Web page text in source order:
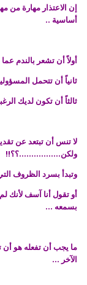
إن الاعتذار مهارة من
أساسية ..
أولاً أن تشعر بالندم
ثانياً أن تتحمل
ثالثاً أن تكون لديك
لا تنس أن تبتعد عن
ولكن.................؟؟!!
وتبدأ بسرد الظروف
أو تقول أنا آسف لأنك
بسمعه ...
ما يجب أن تفعله هو أن
الآخر ...